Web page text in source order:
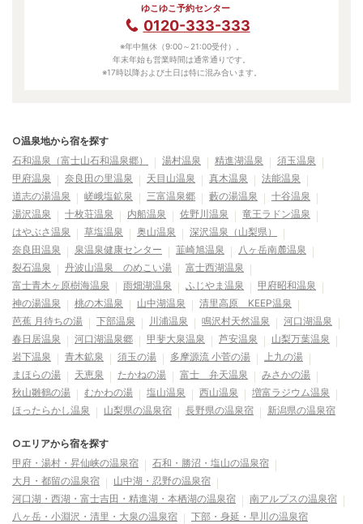
ゆこゆこ予約センター
0120-333-333
※年中無休（9:00～21:00受付）。
年末年始も営業時間は通常通りです。
※17時以降および土日は特に混み合います。
○温泉地から宿を探す
石和温泉（富士山石和温泉郷）
湯村温泉 精進湖温泉
須玉温泉
甲府温泉
奈良田の里温泉 天目山温泉 真木温泉
法能温泉
道志の湯温泉
嵯峨塩鉱泉 三富温泉郷 藪の湯温泉
十谷温泉
湯沢温泉
十枚荘温泉 内船温泉 佐野川温泉
竜王ラドン温泉
はやぶさ温泉
草塩温泉 奥山温泉
深沢温泉（山梨県）
奈良田温泉
泉温泉健康センター 韮崎旭温泉
八ヶ岳南麓温泉
裂石温泉
丹波山温泉 のめこい湯
富士西湖温泉
富士青木ヶ原樹海温泉
雨畑湖温泉 ふじやま温泉
甲府昭和温泉
神の湯温泉
桃の木温泉 山中湖温泉
清里高原 KEEP温泉
芭蕉 月待ちの湯
下部温泉 川浦温泉 鳴沢村天然温泉
河口湖温泉
春日居温泉
河口湖温泉郷 甲斐大泉温泉 芦安温泉
山梨万葉温泉
岩下温泉
青木鉱泉 須玉の湯 多摩源流 小菅の湯
上九の湯
まほらの湯
天恵泉 たかねの湯 富士 弁天温泉
みさかの湯
秋山雛鶴の湯
むかわの湯 塩山温泉 西山温泉
増富ラジウム温泉
ほったらかし温泉
山梨県の温泉宿 長野県の温泉宿 新潟県の温泉宿
○エリアから宿を探す
甲府・湯村・昇仙峡の温泉宿
石和・勝沼・塩山の温泉宿
大月・都留の温泉宿
山中湖・忍野の温泉宿
河口湖・西湖・富士吉田・精進湖・本栖湖の温泉宿
南アルプスの温泉宿
八ヶ岳・小淵沢・清里・大泉の温泉宿
下部・身延・早川の温泉宿